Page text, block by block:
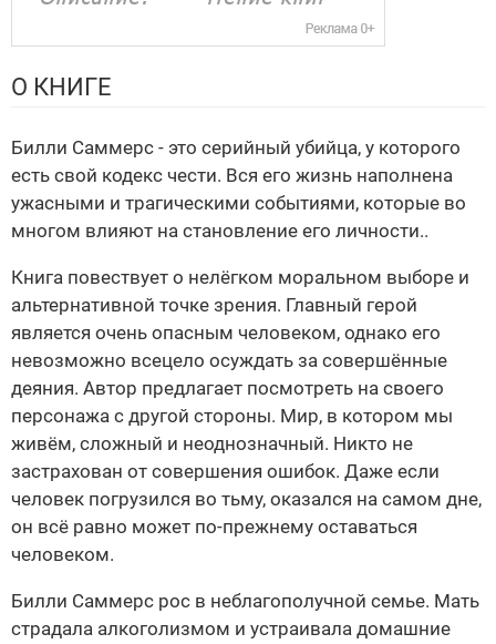
О КНИГЕ
Билли Саммерс - это серийный убийца, у которого
есть свой кодекс чести. Вся его жизнь наполнена
ужасными и трагическими событиями, которые во
многом влияют на становление его личности..
Книга повествует о нелёгком моральном выборе и
альтернативной точке зрения. Главный герой
является очень опасным человеком, однако его
невозможно всецело осуждать за совершённые
деяния. Автор предлагает посмотреть на своего
персонажа с другой стороны. Мир, в котором мы
живём, сложный и неоднозначный. Никто не
застрахован от совершения ошибок. Даже если
человек погрузился во тьму, оказался на самом дне,
он всё равно может по-прежнему оставаться
человеком.
Билли Саммерс рос в неблагополучной семье. Мать
страдала алкоголизмом и устраивала домашние